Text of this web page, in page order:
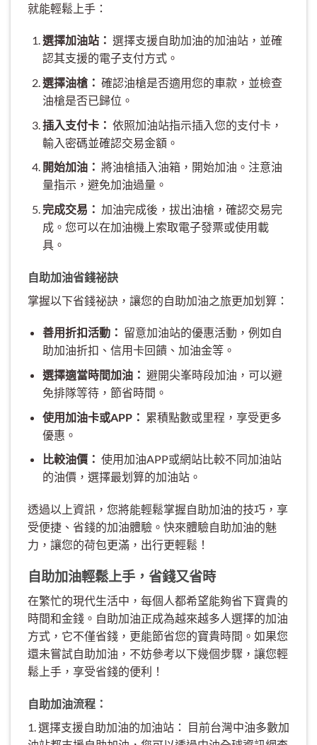
就能輕鬆上手：
選擇加油站： 選擇支援自助加油的加油站，並確
認其支援的電子支付方式。
選擇油槍： 確認油槍是否適用您的車款，並檢查
油槍是否已歸位。
插入支付卡： 依照加油站指示插入您的支付卡，
輸入密碼並確認交易金額。
開始加油： 將油槍插入油箱，開始加油。注意油
量指示，避免加油過量。
完成交易： 加油完成後，拔出油槍，確認交易完
成。您可以在加油機上索取電子發票或使用載
具。
自助加油省錢祕訣
掌握以下省錢祕訣，讓您的自助加油之旅更加划算：
善用折扣活動： 留意加油站的優惠活動，例如自
助加油折扣、信用卡回饋、加油金等。
選擇適當時間加油： 避開尖峯時段加油，可以避
免排隊等待，節省時間。
使用加油卡或APP： 累積點數或里程，享受更多
優惠。
比較油價： 使用加油APP或網站比較不同加油站
的油價，選擇最划算的加油站。
透過以上資訊，您將能輕鬆掌握自助加油的技巧，享
受便捷、省錢的加油體驗。快來體驗自助加油的魅
力，讓您的荷包更滿，出行更輕鬆！
自助加油輕鬆上手，省錢又省時
在繁忙的現代生活中，每個人都希望能夠省下寶貴的
時間和金錢。自助加油正成為越來越多人選擇的加油
方式，它不僅省錢，更能節省您的寶貴時間。如果您
還未嘗試自助加油，不妨參考以下幾個步驟，讓您輕
鬆上手，享受省錢的便利！
自助加油流程：
1. 選擇支援自助加油的加油站： 目前台灣中油多數加